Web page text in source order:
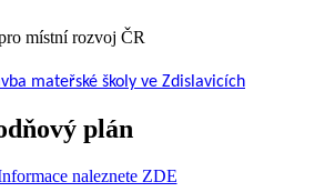
mateřské školy ve Zdislavicích
plán
naleznete ZDE